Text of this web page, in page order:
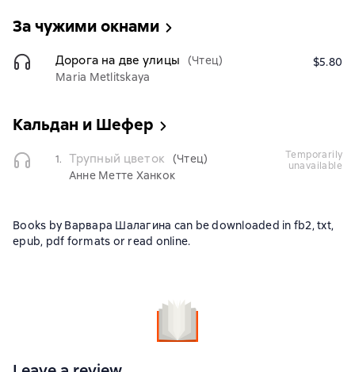
За чужими окнами
Дорога на две улицы
(Чтец)
Maria Metlitskaya
$5.80
Кальдан и Шефер
1. Трупный цветок
(Чтец)
Анне Метте Ханкок
temporarily
unavailable
Books by Варвара Шалагина can be downloaded in fb2, txt,
epub, pdf formats or read online.